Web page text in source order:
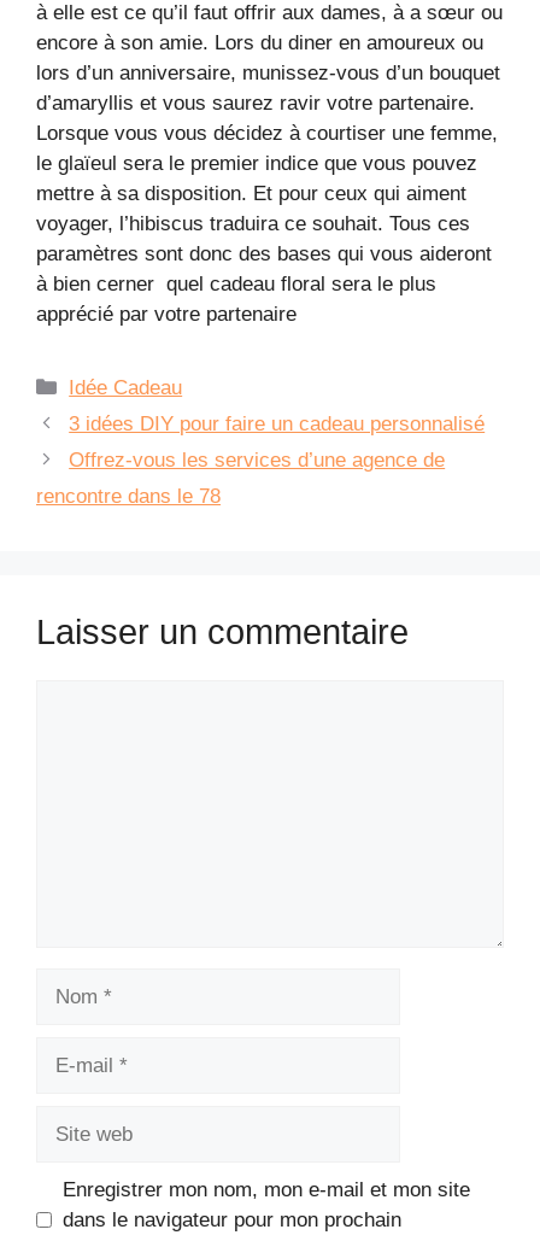
à elle est ce qu’il faut offrir aux dames, à a sœur ou
encore à son amie. Lors du diner en amoureux ou
lors d’un anniversaire, munissez-vous d’un bouquet
d’amaryllis et vous saurez ravir votre partenaire.
Lorsque vous vous décidez à courtiser une femme,
le glaïeul sera le premier indice que vous pouvez
mettre à sa disposition. Et pour ceux qui aiment
voyager, l’hibiscus traduira ce souhait. Tous ces
paramètres sont donc des bases qui vous aideront
à bien cerner quel cadeau floral sera le plus
apprécié par votre partenaire
Catégories
Idée Cadeau
3 idées DIY pour faire un cadeau personnalisé
Offrez-vous les services d’une agence de
rencontre dans le 78
Laisser un commentaire
Enregistrer mon nom, mon e-mail et mon site
dans le navigateur pour mon prochain